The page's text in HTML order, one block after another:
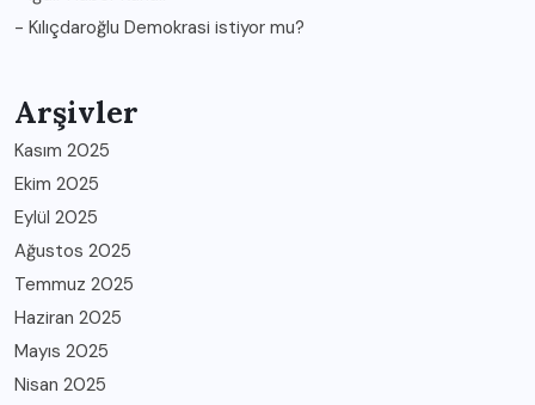
- Kılıçdaroğlu Demokrasi istiyor mu?
Arşivler
Kasım 2025
Ekim 2025
Eylül 2025
Ağustos 2025
Temmuz 2025
Haziran 2025
Mayıs 2025
Nisan 2025